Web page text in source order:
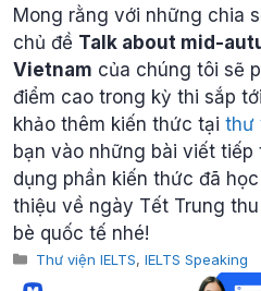
Mong rằng với những chia
chủ đề Talk about mid-
Vietnam của chúng tôi sẽ
điểm cao trong kỳ thi sắp
khảo thêm kiến thức tại thư
bạn vào những bài viết tiếp
dụng phần kiến thức đã
thiệu về ngày Tết Trung
bè quốc tế nhé!
Categories
Thư viện IELTS, IELTS Speaking